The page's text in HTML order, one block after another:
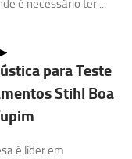
é necessário ter ...
para Teste
Stihl Boa
é líder em